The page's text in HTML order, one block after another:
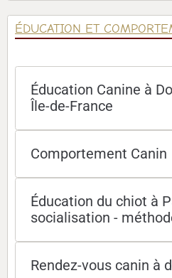
ÉDUCATION ET
Éducation Canine à
Île-de-France
Comportement Canin
Éducation du chiot à
socialisation - méthodes douces et
Rendez-vous canin à